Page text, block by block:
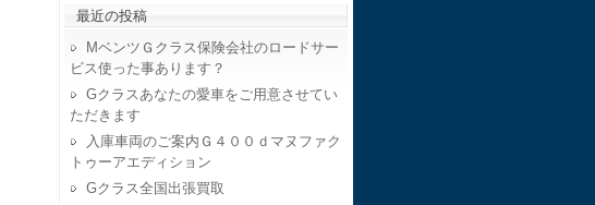
最近の投稿
MベンツＧクラス保険会社のロードサー
ビス使った事あります？
Gクラスあなたの愛車をご用意させてい
ただきます
入庫車両のご案内Ｇ４００ｄマヌファク
トゥーアエディション
Gクラス全国出張買取